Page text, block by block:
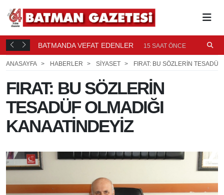
BATMANDA VEFAT EDENLER 15 SAAT ÖNCE
ANASAYFA HABERLER SİYASET FIRAT: BU SÖZLERİN
FIRAT: BU SÖZLERİN
TESADÜF OLMADIĞI
KANAATİNDEYİZ